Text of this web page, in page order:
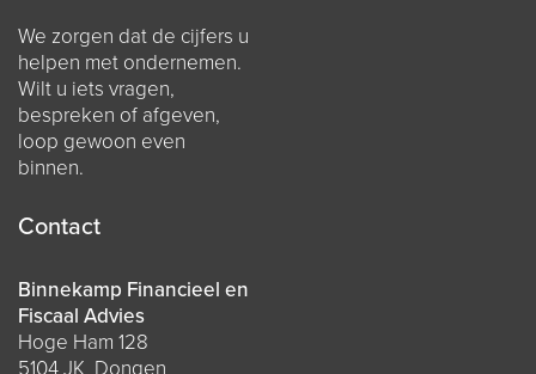
We zorgen dat de cijfers u
helpen met ondernemen.
Wilt u iets vragen,
bespreken of afgeven,
loop gewoon even
binnen.
Contact
Binnekamp Financieel en
Fiscaal Advies
Hoge Ham 128